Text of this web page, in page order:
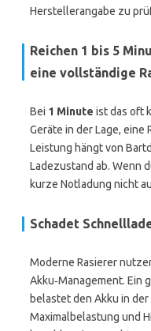
Herstellerangabe zu
Reichen 1 bis 5
eine vollständige
Bei 1 Minute ist das oft
Geräte in der Lage, eine
Leistung hängt von
Ladezustand ab. Wenn
kurze Notladung nicht
Schadet
Moderne Rasierer
Akku‑Management. Ein
belastet den Akku in
Maximalbelastung und